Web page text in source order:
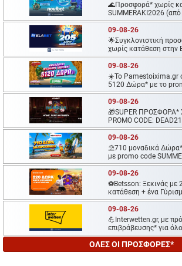
🌊Προσφορά* χωρίς
SUMMERAKI2026
09-08-26
🌟Συγκλονιστική
χωρίς κατάθεση στην
09-08-26
☀️To Pamestoixima.gr
5120 Δώρα* με το
09-08-26
🎁SUPER
PROMO CODE:
09-08-26
⛱️710 μοναδικά
με promo code
09-08-26
⚽Betsson: Ξεκινάς
κατάθεση + ένα
09-08-26
💪Interwetten.gr, με
επιβράβευσης* για
ΟΛΕΣ ΟΙ ΠΡΟΣΦΟΡΕΣ*